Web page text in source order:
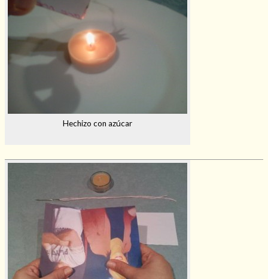
Hechizo con azúcar